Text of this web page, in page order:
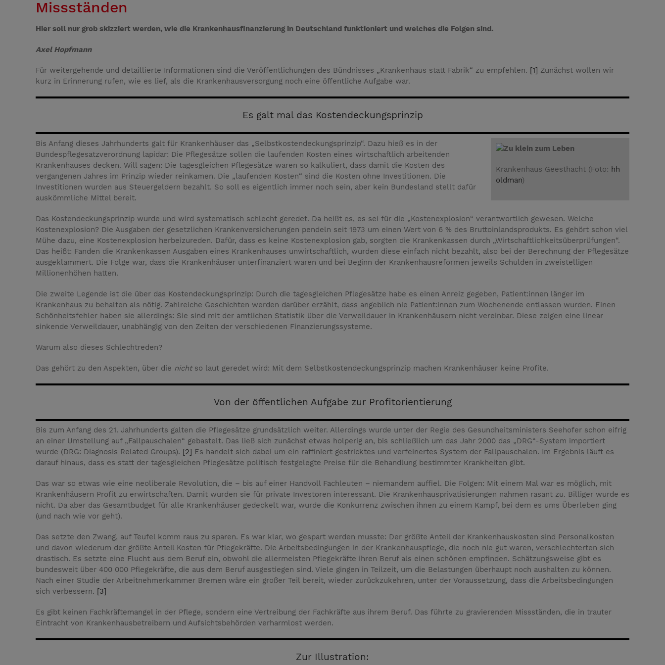
Missständen
Hier soll nur grob skizziert werden, wie die Krankenhausfinanzierung in Deutschland funktioniert und welches die Folgen sind.
Axel Hopfmann
Für weitergehende und detaillierte Informationen sind die Veröffentlichungen des Bündnisses „Krankenhaus statt Fabrik“ zu empfehlen. [1] Zunächst wollen wir
kurz in Erinnerung rufen, wie es lief, als die Krankenhausversorgung noch eine öffentliche Aufgabe war.
Es galt mal das Kostendeckungsprinzip
Zu klein zum Leben
Krankenhaus Geesthacht (Foto: hh
oldman)
Bis Anfang dieses Jahrhunderts galt für Krankenhäuser das „Selbstkostendeckungsprinzip“. Dazu hieß es in der
Bundespflegesatzverordnung lapidar: Die Pflegesätze sollen die laufenden Kosten eines wirtschaftlich arbeitenden
Krankenhauses decken. Will sagen: Die tagesgleichen Pflegesätze waren so kalkuliert, dass damit die Kosten des
vergangenen Jahres im Prinzip wieder reinkamen. Die „laufenden Kosten“ sind die Kosten ohne Investitionen. Die
Investitionen wurden aus Steuergeldern bezahlt. So soll es eigentlich immer noch sein, aber kein Bundesland stellt dafür
auskömmliche Mittel bereit.
Das Kostendeckungsprinzip wurde und wird systematisch schlecht geredet. Da heißt es, es sei für die „Kostenexplosion“ verantwortlich gewesen. Welche
Kostenexplosion? Die Ausgaben der gesetzlichen Krankenversicherungen pendeln seit 1973 um einen Wert von 6 % des Bruttoinlandsprodukts. Es gehört schon viel
Mühe dazu, eine Kostenexplosion herbeizureden. Dafür, dass es keine Kostenexplosion gab, sorgten die Krankenkassen durch „Wirtschaftlichkeitsüberprüfungen“.
Das heißt: Fanden die Krankenkassen Ausgaben eines Krankenhauses unwirtschaftlich, wurden diese einfach nicht bezahlt, also bei der Berechnung der Pflegesätze
ausgeklammert. Die Folge war, dass die Krankenhäuser unterfinanziert waren und bei Beginn der Krankenhausreformen jeweils Schulden in zweistelligen
Millionenhöhen hatten.
Die zweite Legende ist die über das Kostendeckungsprinzip: Durch die tagesgleichen Pflegesätze habe es einen Anreiz gegeben, Patient:innen länger im
Krankenhaus zu behalten als nötig. Zahlreiche Geschichten werden darüber erzählt, dass angeblich nie Patient:innen zum Wochenende entlassen wurden. Einen
Schönheitsfehler haben sie allerdings: Sie sind mit der amtlichen Statistik über die Verweildauer in Krankenhäusern nicht vereinbar. Diese zeigen eine linear
sinkende Verweildauer, unabhängig von den Zeiten der verschiedenen Finanzierungssysteme.
Warum also dieses Schlechtreden?
Das gehört zu den Aspekten, über die nichtso laut geredet wird: Mit dem Selbstkostendeckungsprinzip machen Krankenhäuser keine Profite.
Von der öffentlichen Aufgabe zur Profitorientierung
Bis zum Anfang des 21. Jahrhunderts galten die Pflegesätze grundsätzlich weiter. Allerdings wurde unter der Regie des Gesundheitsministers Seehofer schon eifrig
an einer Umstellung auf „Fallpauschalen“ gebastelt. Das ließ sich zunächst etwas holperig an, bis schließlich um das Jahr 2000 das „DRG“-System importiert
wurde (DRG: Diagnosis Related Groups). [2] Es handelt sich dabei um ein raffiniert gestricktes und verfeinertes System der Fallpauschalen. Im Ergebnis läuft es
darauf hinaus, dass es statt der tagesgleichen Pflegesätze politisch festgelegte Preise für die Behandlung bestimmter Krankheiten gibt.
Das war so etwas wie eine neoliberale Revolution, die – bis auf einer Handvoll Fachleuten – niemandem auffiel. Die Folgen: Mit einem Mal war es möglich, mit
Krankenhäusern Profit zu erwirtschaften. Damit wurden sie für private Investoren interessant. Die Krankenhausprivatisierungen nahmen rasant zu. Billiger wurde es
nicht. Da aber das Gesamtbudget für alle Krankenhäuser gedeckelt war, wurde die Konkurrenz zwischen ihnen zu einem Kampf, bei dem es ums Überleben ging
(und nach wie vor geht).
Das setzte den Zwang, auf Teufel komm raus zu sparen. Es war klar, wo gespart werden musste: Der größte Anteil der Krankenhauskosten sind Personalkosten
und davon wiederum der größte Anteil Kosten für Pflegekräfte. Die Arbeitsbedingungen in der Krankenhauspflege, die noch nie gut waren, verschlechterten sich
drastisch. Es setzte eine Flucht aus dem Beruf ein, obwohl die allermeisten Pflegekräfte ihren Beruf als einen schönen empfinden. Schätzungsweise gibt es
bundesweit über 400 000 Pflegekräfte, die aus dem Beruf ausgestiegen sind. Viele gingen in Teilzeit, um die Belastungen überhaupt noch aushalten zu können.
Nach einer Studie der Arbeitnehmerkammer Bremen wäre ein großer Teil bereit, wieder zurückzukehren, unter der Voraussetzung, dass die Arbeitsbedingungen
sich verbessern. [3]
Es gibt keinen Fachkräftemangel in der Pflege, sondern eine Vertreibung der Fachkräfte aus ihrem Beruf. Das führte zu gravierenden Missständen, die in trauter
Eintracht von Krankenhausbetreibern und Aufsichtsbehörden verharmlost werden.
Zur Illustration: